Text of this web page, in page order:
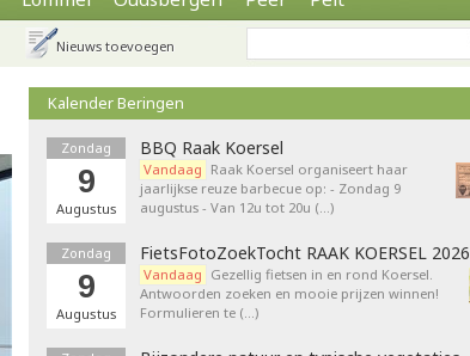
Nieuws toevoegen
Kalender Beringen
Zondag
9
Augustus
BBQ Raak Koersel
Vandaag Raak Koersel organiseert haar
jaarlijkse reuze barbecue op: - Zondag 9
augustus - Van 12u tot 20u (…)
Zondag
9
Augustus
FietsFotoZoekTocht RAAK KOERSEL 2026
Vandaag Gezellig fietsen in en rond Koersel.
Antwoorden zoeken en mooie prijzen winnen!
Formulieren te (…)